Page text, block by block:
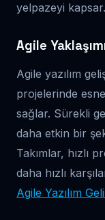
yelpazeyi kapsar.
Agile
Agile yazılım
projelerinde
sağlar. Sürekli
daha etkin bir
Takımlar, hızlı
daha hızlı
Agile Yazılım